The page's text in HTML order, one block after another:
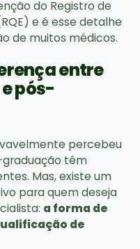
do Registro de
e é esse detalhe
de muitos médicos.
entre
pós-
percebeu
têm
Mas, existe um
para quem deseja
a forma de
de